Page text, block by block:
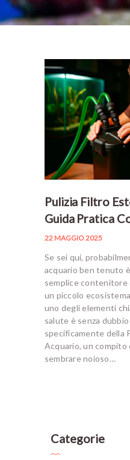
Pulizia Filtro
Guida Pratica
22 MAGGIO 2025
Se sei qui,
acquario ben tenuto
semplice contenitore
un piccolo
uno degli elementi
salute è senza
specificamente della
Acquario, un compito
sembrare noioso…
Categorie